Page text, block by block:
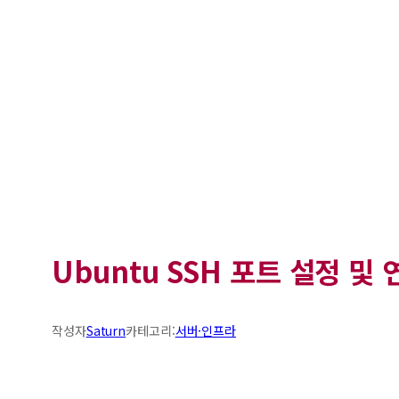
Ubuntu SSH 포트 설정 및
작성자Saturn카테고리:서버·인프라